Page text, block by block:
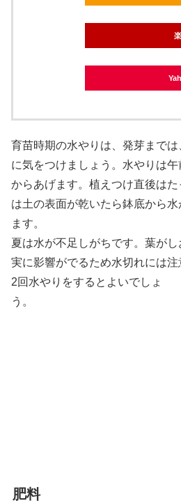
育苗時期の水やりは、発芽まで
に気をつけましょう。水やりは
からあげます。植えつけ直後は
は土の表面が乾いたら鉢底から
ます。
夏は水が不足しがちです。葉が
実に影響がでるため水切れには
2回水やりをするとよいでしょ
う
肥料